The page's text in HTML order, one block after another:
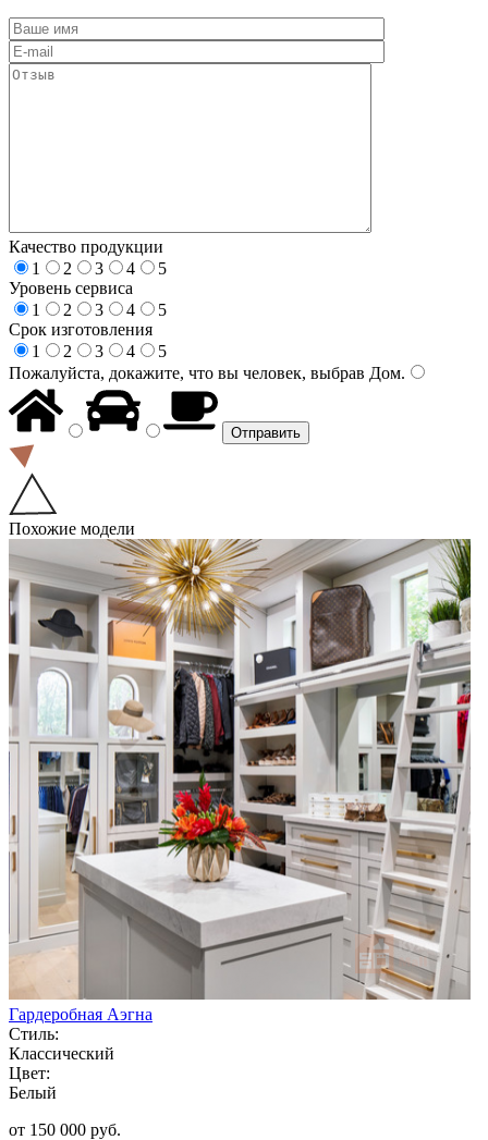
Качество продукции
1
2 3 4
5
Уровень сервиса
1
2 3 4
5
Срок изготовления
1
2 3 4
5
Пожалуйста, докажите, что вы человек, выбрав Дом.
Похожие модели
Гардеробная Аэгна
Стиль:
Классический
Цвет:
Белый
от 150 000 руб.